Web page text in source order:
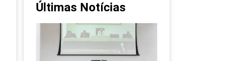
Últimas Notícias